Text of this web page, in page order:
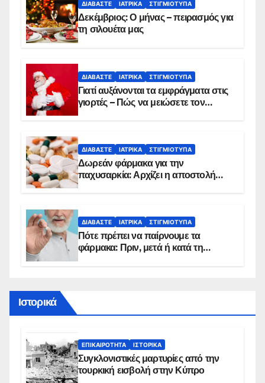
ΔΙΑΒΆΣΤΕ ΙΑΤΡΙΚΆ ΣΤΙΓΜΙΌΤΥΠΑ
Δεκέμβριος: Ο μήνας – πειρασμός για
τη σιλουέτα μας
ΔΙΑΒΆΣΤΕ ΙΑΤΡΙΚΆ ΣΤΙΓΜΙΌΤΥΠΑ
Γιατί αυξάνονται τα εμφράγματα στις
γιορτές – Πώς να μειώσετε τον
ΔΙΑΒΆΣΤΕ ΙΑΤΡΙΚΆ ΣΤΙΓΜΙΌΤΥΠΑ
Δωρεάν φάρμακα για την
παχυσαρκία: Αρχίζει η αποστολή
ΔΙΑΒΆΣΤΕ ΙΑΤΡΙΚΆ ΣΤΙΓΜΙΌΤΥΠΑ
Πότε πρέπει να παίρνουμε τα
φάρμακα: Πριν, μετά ή κατά τη
Ιστορικά
ΕΠΙΚΑΙΡΌΤΗΤΑ ΙΣΤΟΡΙΚΆ
Συγκλονιστικές μαρτυρίες από την
τουρκική εισβολή στην Κύπρο